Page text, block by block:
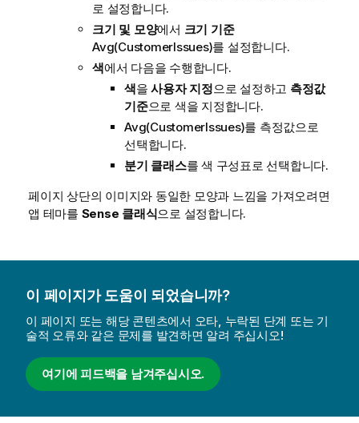
로 설정합니다.
크기 및 모양에서 크기 기준
Avg(CustomerIssues)를 설정합니다.
색에서 다음을 수행합니다.
색을사용자 지정으로 설정하고 측정값
기준으로 색을 지정합니다.
Avg(CustomerIssues)를 측정값으로
선택합니다.
분기 클래스를 색 구성표로 선택합니다.
페이지 상단의 이미지와 동일한 모양과 느낌을 가져오려면
앱 테마를 Sense 클래식으로 설정합니다.
이 페이지가 도움이 되었습니까?
이 페이지 또는 해당 콘텐츠에서 오타, 누락된 단계 또는 기
술적 오류와 같은 문제를 발견하면 알려 주십시오!
여기에 피드백을 남겨주십시오.